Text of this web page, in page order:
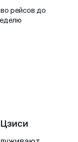
рейсов до